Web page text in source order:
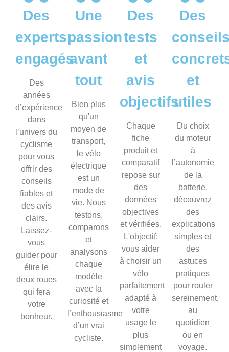
Des
experts
engagés
Des
années
d’expérience
dans
l’univers du
cyclisme
pour vous
offrir des
conseils
fiables et
des avis
clairs.
Laissez-
vous
guider pour
élire le
deux roues
qui fera
votre
bonheur.
Une
passion
avant
tout
Bien plus
qu'un
moyen de
transport,
le vélo
électrique
est un
mode de
vie. Nous
testons,
comparons
et
analysons
chaque
modèle
avec la
curiosité et
l’enthousiasme
d’un vrai
cycliste.
Des
tests
et
avis
objectifs
Chaque
fiche
produit et
comparatif
repose sur
des
données
objectives
et vérifiées.
L'objectif:
vous aider
à choisir un
vélo
parfaitement
adapté à
votre
usage le
plus
simplement
Des
et
utiles
Du choix
du moteur
à
l’autonomie
de la
batterie,
découvrez
des
explications
simples et
des
astuces
pratiques
pour rouler
sereinement,
au
quotidien
ou en
voyage.